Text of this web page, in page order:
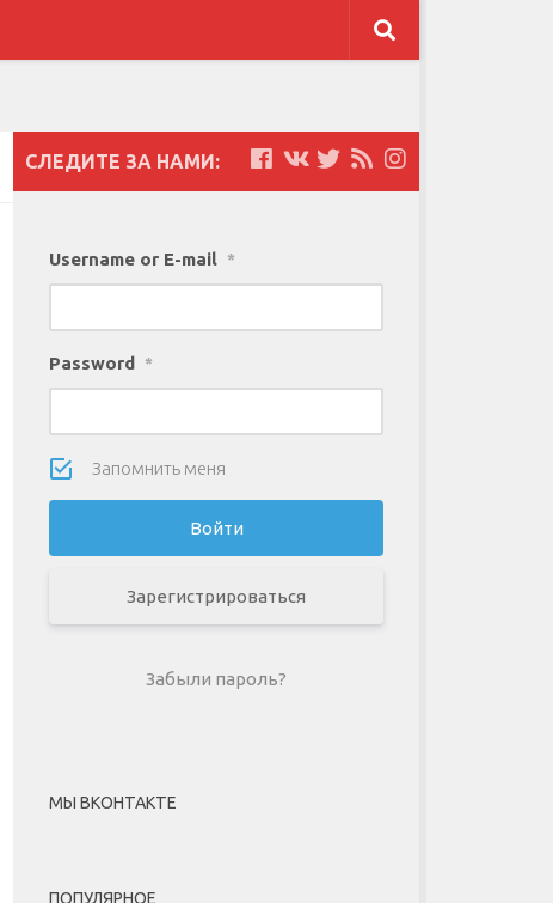
СЛЕДИТЕ ЗА НАМИ:
Username or E-mail *
Password *
Запомнить меня
Зарегистрироваться
Забыли пароль?
МЫ ВКОНТАКТЕ
ПОПУЛЯРНОЕ